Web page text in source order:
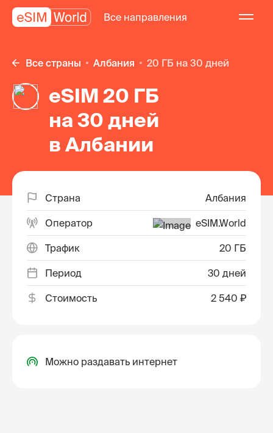
Все направления
Все страны Албания 20 ГБ на 30 дней
eSIM 20 ГБ
на 30 дней
в Албании
Страна Албания
Оператор eSIM.World
Трафик 20 ГБ
Период 30 дней
Стоимость 2 540 ₽
Можно раздавать интернет